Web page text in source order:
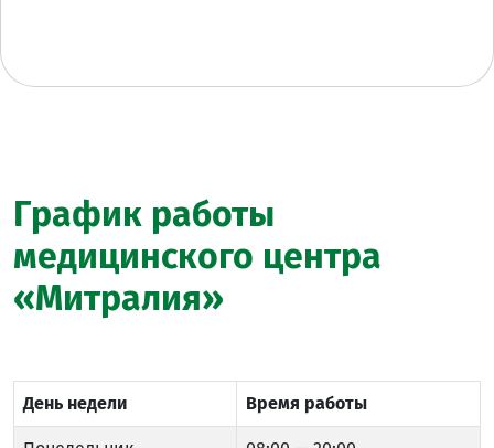
График работы
медицинского центра
«Митралия»
День недели Время работы